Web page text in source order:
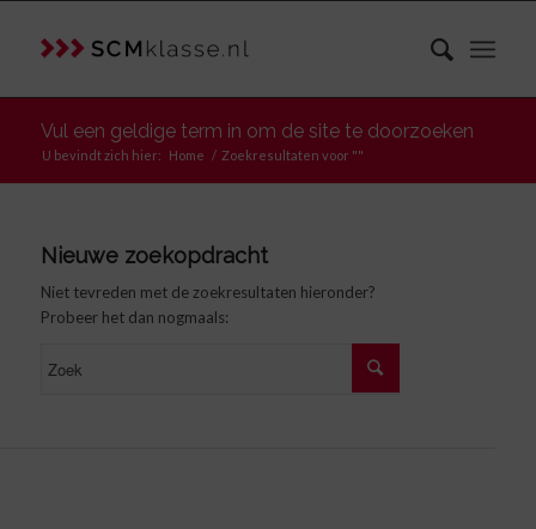
Vul een geldige term in om de site te doorzoeken
U bevindt zich hier: Home / Zoekresultaten voor ""
Nieuwe zoekopdracht
Niet tevreden met de zoekresultaten hieronder?
Probeer het dan nogmaals: